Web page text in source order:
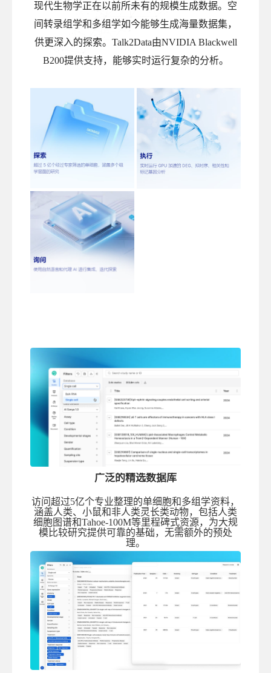
现代生物学正在以前所未有的规模生成数据。空
间转录组学和多组学如今能够生成海量数据集，
供更深入的探索。Talk2Data由NVIDIA Blackwell
B200提供支持，能够实时运行复杂的分析。
广泛的精选数据库
访问超过5亿个专业整理的单细胞和多组学资料，
涵盖人类、小鼠和非人类灵长类动物，包括人类
细胞图谱和Tahoe-100M等里程碑式资源，为大规
模比较研究提供可靠的基础，无需额外的预处
理。